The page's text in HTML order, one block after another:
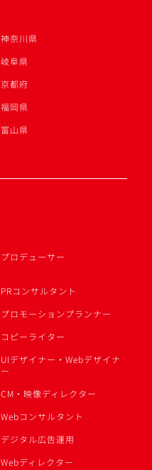
神奈川県
岐阜県
京都府
福岡県
富山県
プロデューサー
PRコンサルタント
プロモーションプランナー
コピーライター
UIデザイナー・Webデザイナ
ー
CM・映像ディレクター
Webコンサルタント
デジタル広告運用
Webディレクター